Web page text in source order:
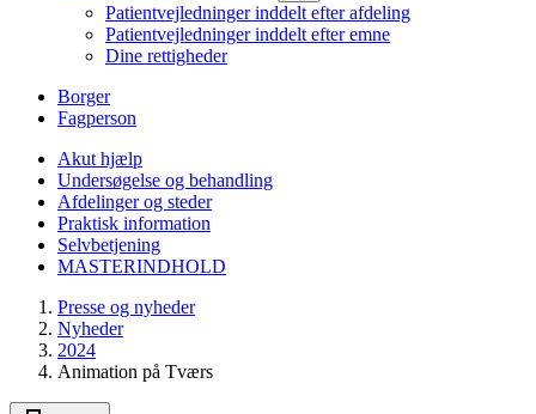
Patientvejledninger inddelt efter afdeling
Patientvejledninger inddelt efter emne
Dine rettigheder
Borger
Fagperson
Akut hjælp
Undersøgelse og behandling
Afdelinger og steder
Praktisk information
Selvbetjening
MASTERINDHOLD
Presse og nyheder
Nyheder
2024
Animation på Tværs